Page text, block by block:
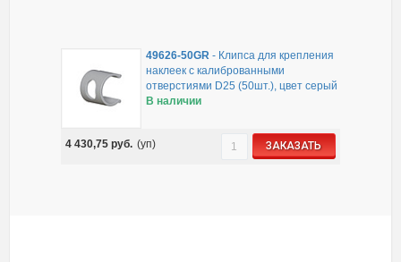
49626-50GR - Клипса для крепления
наклеек с калиброванными
отверстиями D25 (50шт.), цвет серый
В наличии
4 430,75руб. (уп) ЗАКАЗАТЬ